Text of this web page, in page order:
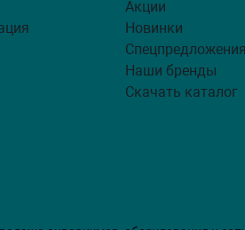
Акции
Новинки
Спецпредложения
Наши бренды
Скачать каталог